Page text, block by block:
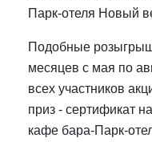
Парк-отеля Новый
Подобные
месяцев с мая по
всех участников
приз - сертификат
кафе бара-Парк-